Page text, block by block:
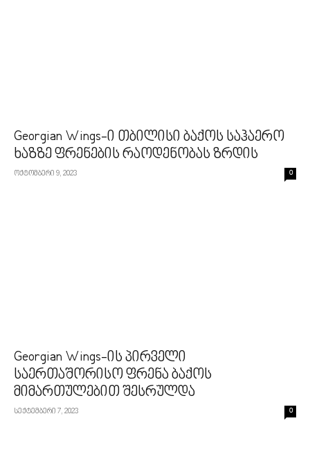
Georgian Wings-ი თბილისი ბაქოს საჰაერო
ხაზზე ფრენების რაოდენობას ზრდის
ოქტომბერი 9, 2023 0
Georgian Wings-ის პირველი
საერთაშორისო ფრენა ბაქოს
მიმართულებით შესრულდა
სექტემბერი 7, 2023 0